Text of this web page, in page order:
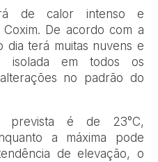
de calor intenso e
Coxim. De acordo com a
dia terá muitas nuvens e
isolada em todos os
no padrão do
prevista é de 23°C,
a máxima pode
de elevação, o